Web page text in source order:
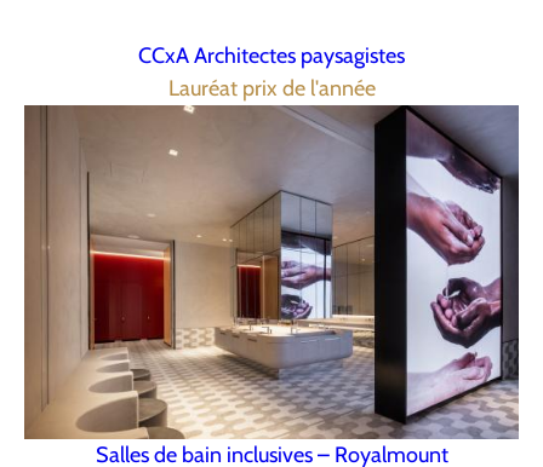
CCxA Architectes paysagistes
Lauréat prix de l'année
Salles de bain inclusives – Royalmount